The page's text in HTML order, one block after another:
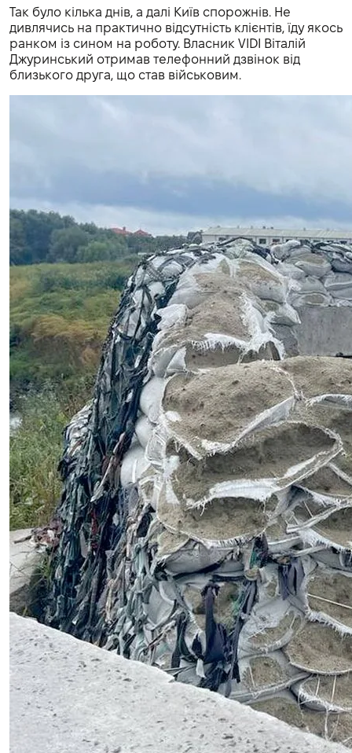
Так було кілька днів, а далі Київ спорожнів. Не
дивлячись на практично відсутність клієнтів, їду якось
ранком із сином на роботу. Власник VIDI Віталій
Джуринський отримав телефонний дзвінок від
близького друга, що став військовим.